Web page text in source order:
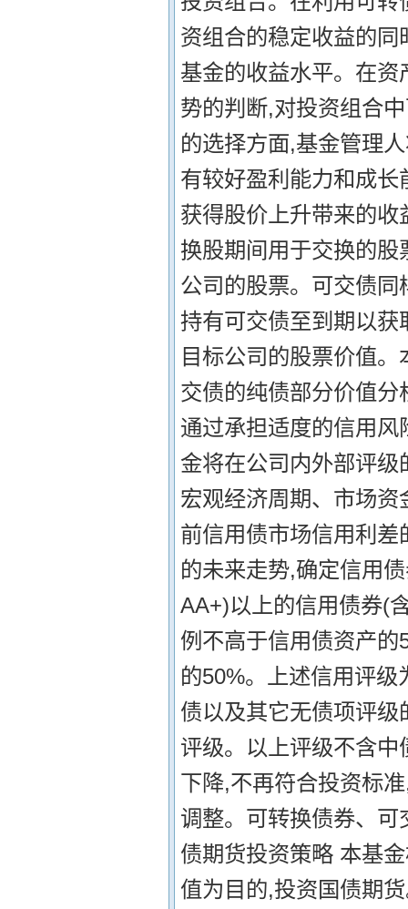
资组合的稳定收益的
基金的收益水平。在
势的判断,对投资组合
的选择方面,基金管理
有较好盈利能力和成
获得股价上升带来的
换股期间用于交换的
公司的股票。可交债
持有可交债至到期以
目标公司的股票价值
交债的纯债部分价值
通过承担适度的信用
金将在公司内外部评
宏观经济周期、市场
前信用债市场信用利
的未来走势,确定信用
AA+)以上的信用债券(
例不高于信用债资产
的50%。上述信用评
债以及其它无债项评
评级。以上评级不含
下降,不再符合投资标
调整。可转换债券、
债期货投资策略 本基
值为目的,投资国债期